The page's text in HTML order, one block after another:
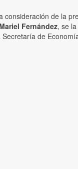
consideración de la
Fernández, se
de